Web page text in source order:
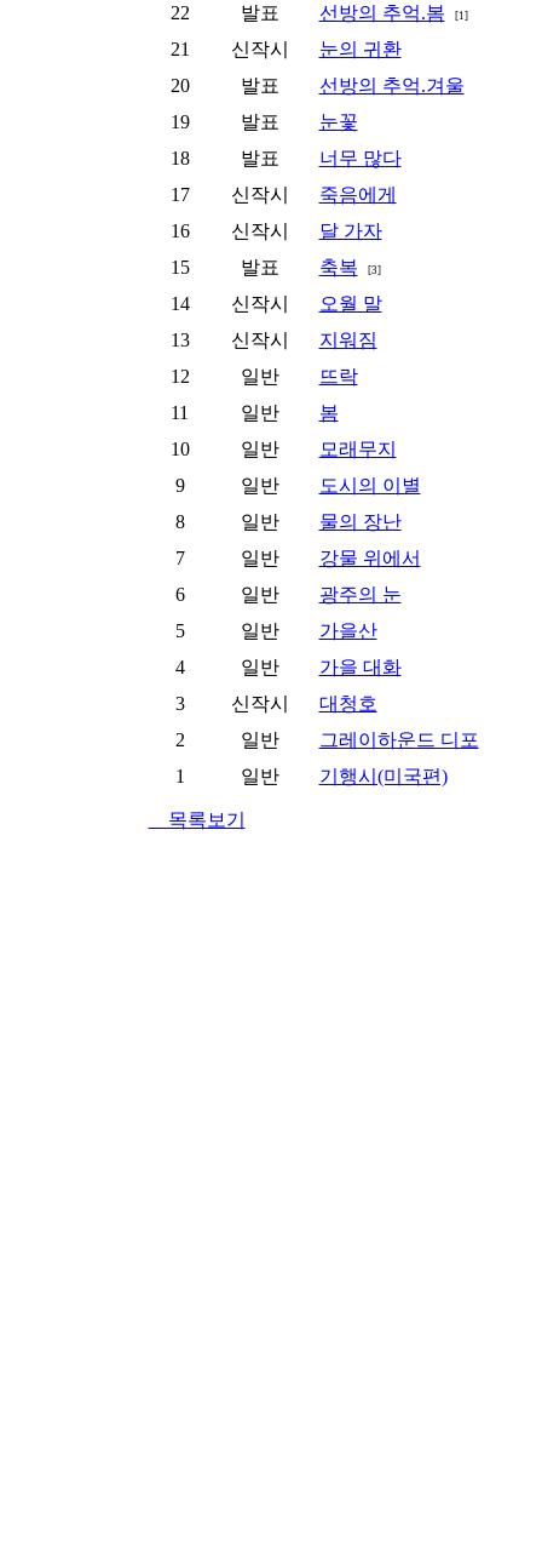
22 발표 선방의 추억.봄 [1]
21 신작시
눈의 귀환
20
발표
선방의 추억.겨울
19
발표
눈꽃
18
발표
너무 많다
17
신작시
죽음에게
16
신작시
달 가자
15
발표 축복 [3]
14 신작시
오월 말
13
신작시
지워짐
12
일반
뜨락
11
일반
봄
10
일반
모래무지
9
일반
도시의 이별
8
일반
물의 장난
7
일반
강물 위에서
6
일반
광주의 눈
5
일반
가을산
4
일반
가을 대화
3
신작시
대청호
2
일반
그레이하운드 디포
1
일반 기행시(미국편)
목록보기